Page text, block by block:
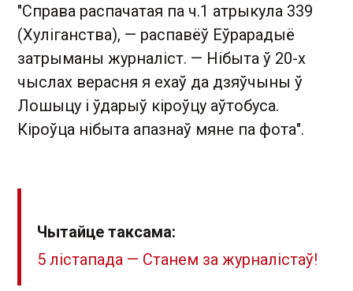
"Справа распачатая па ч.1 атрыкула 339
(Хуліганства), — распавёў Еўрарадыё
затрыманы журналіст. — Нібыта ў 20-х
чыслах верасня я ехаў да дзяўчыны ў
Лошыцу і ўдарыў кіроўцу аўтобуса.
Кіроўца нібыта апазнаў мяне па фота".
Чытайце таксама:
5 лістапада — Станем за журналістаў!